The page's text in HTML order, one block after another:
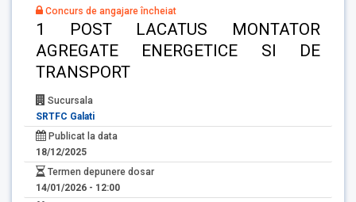
Concurs de angajare încheiat
1 POST LACATUS MONTATOR
AGREGATE ENERGETICE SI DE
TRANSPORT
Sucursala
SRTFC Galati
Publicat la data
18/12/2025
Termen depunere dosar
14/01/2026 - 12:00